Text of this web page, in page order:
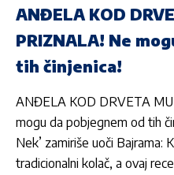
ANĐELA KOD
PRIZNALA! Ne
tih činjenica!
ANĐELA KOD DRVETA
mogu da pobjegnem od tih
Nek’ zamiriše uoči Bajrama:
tradicionalni kolač, a ovaj